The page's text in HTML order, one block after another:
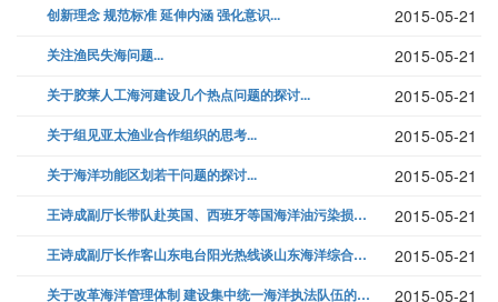
创新理念 规范标准 延伸内涵 强化意识... 2015-05-21
关注渔民失海问题... 2015-05-21
关于胶莱人工海河建设几个热点问题的探讨... 2015-05-21
关于组见亚太渔业合作组织的思考... 2015-05-21
关于海洋功能区划若干问题的探讨... 2015-05-21
王诗成副厅长带队赴英国、西班牙等国海洋油污染损害赔偿考察报告... 2015-05-21
王诗成副厅长作客山东电台阳光热线谈山东海洋综合管理... 2015-05-21
关于改革海洋管理体制 建设集中统一海洋执法队伍的思考... 2015-05-21